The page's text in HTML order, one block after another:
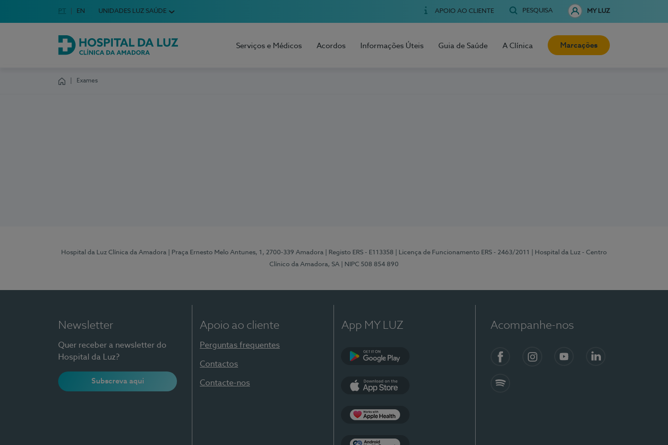
Escolha o seu idioma
Idioma em Português
PT English Language
EN UNIDADES LUZ SAÚDE APOIO AO CLIENTE PESQUISA MY LUZ
Hospital da Luz Clínica da Amadora
Serviços e Médicos Acordos Informações Úteis Guia de Saúde A Clínica Marcações
Exames
Hospital da Luz Clínica da Amadora | Praça Ernesto Melo Antunes, 1, 2700-339 Amadora | Registo ERS - E113358 | Licença de Funcionamento ERS - 2463/2011
| Hospital da Luz - Centro
Clínico da Amadora, SA
| NIPC 508 854 890
Newsletter
Quer receber a newsletter do
Hospital da Luz?
Subscreva aqui
Apoio ao cliente
Perguntas frequentes
Contactos
Contacte-nos
App MY LUZ Acompanhe-nos